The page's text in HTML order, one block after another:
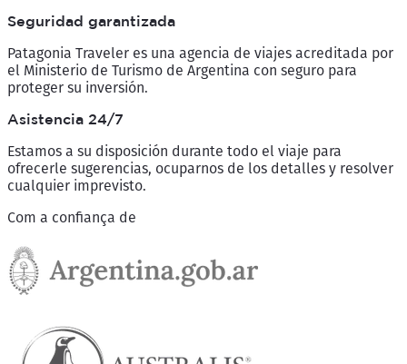
Seguridad garantizada
Patagonia Traveler es una agencia de viajes acreditada por
el Ministerio de Turismo de Argentina con seguro para
proteger su inversión.
Asistencia 24/7
Estamos a su disposición durante todo el viaje para
ofrecerle sugerencias, ocuparnos de los detalles y resolver
cualquier imprevisto.
Com a confiança de